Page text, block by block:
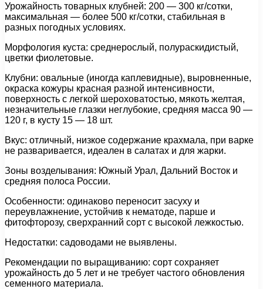
Урожайность товарных клубней: 200 — 300 кг/сотки,
максимальная — более 500 кг/сотки, стабильная в
разных погодных условиях.
Морфология куста: среднерослый, полураскидистый,
цветки фиолетовые.
Клубни: овальные (иногда каплевидные), выровненные,
окраска кожуры красная разной интенсивности,
поверхность с легкой шероховатостью, мякоть желтая,
незначительные глазки неглубокие, средняя масса 90 —
120 г, в кусту 15 — 18 шт.
Вкус: отличный, низкое содержание крахмала, при варке
не разваривается, идеален в салатах и для жарки.
Зоны возделывания: Южный Урал, Дальний Восток и
средняя полоса России.
Особенности: одинаково переносит засуху и
переувлажнение, устойчив к нематоде, парше и
фитофторозу, сверхранний сорт с высокой лежкостью.
Недостатки: садоводами не выявлены.
Рекомендации по выращиванию: сорт сохраняет
урожайность до 5 лет и не требует частого обновления
семенного материала.